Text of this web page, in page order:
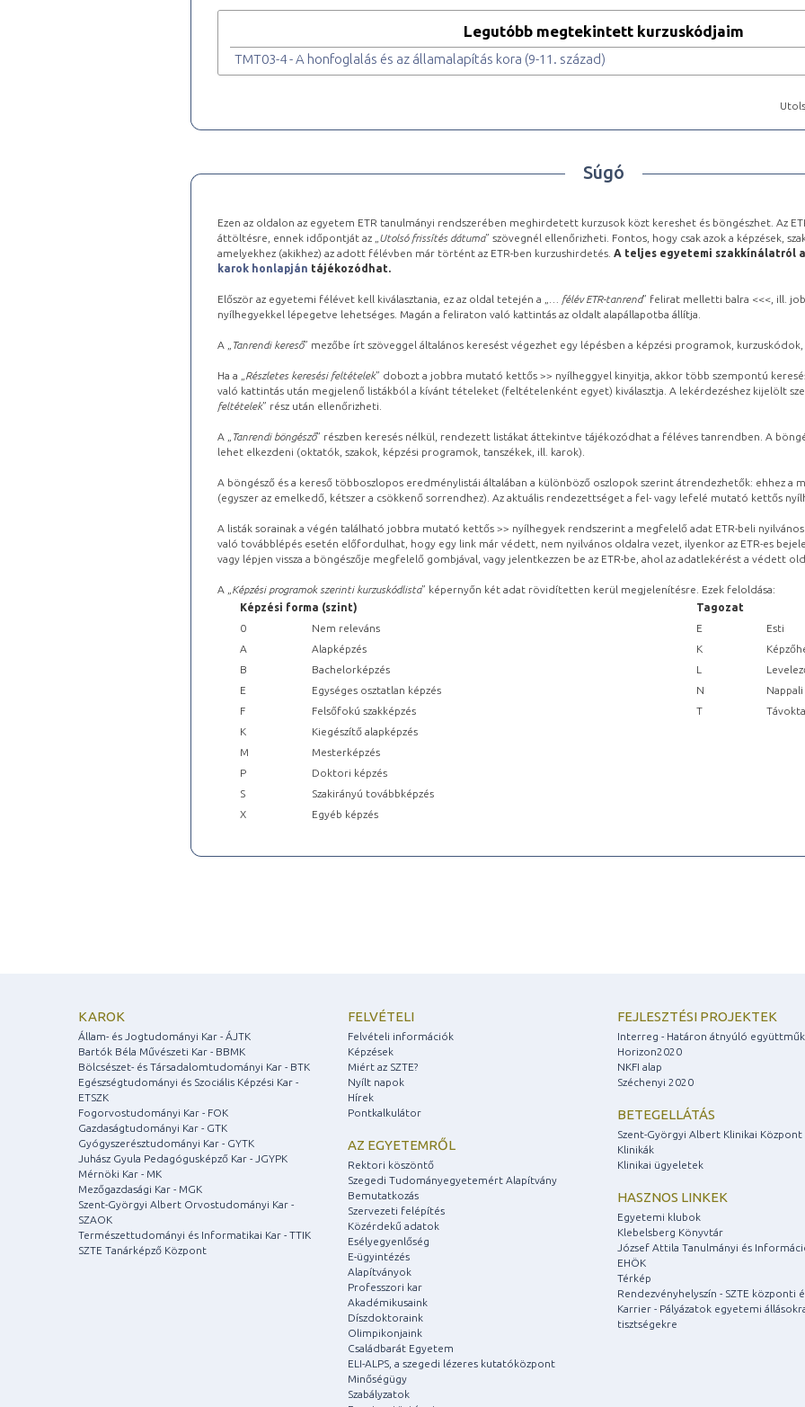
Legutóbb megtekintett kurzuskódjaim
TMT03-4 - A honfoglalás és az államalapítás kora (9-11. század)
Súgó
Ezen az oldalon az egyetem ETR tanulmányi rendszerében meghirdetett kurzusok közt kereshet és böngészhet. Az
áttöltésre, ennek időpontját az „ Utolsó frissítés dátuma” szövegnél ellenőrizheti. Fontos, hogy csak azok a képzések,
amelyekhez (akikhez) az adott félévben már történt az ETR-ben kurzushirdetés. A teljes egyetemi szakkínálatról a
karok honlapján tájékozódhat.
Először az egyetemi félévet kell kiválasztania, ez az oldal tetején a „ … félév ETR-tanrend” felirat melletti balra <<<, ill.
nyílhegyekkel lépegetve lehetséges. Magán a feliraton való kattintás az oldalt alapállapotba állítja.
A „ Tanrendi kereső” mezőbe írt szöveggel általános keresést végezhet egy lépésben a képzési programok,
Ha a „ Részletes keresési feltételek” dobozt a jobbra mutató kettős >> nyílheggyel kinyitja, akkor több szempontú
való kattintás után megjelenő listákból a kívánt tételeket (feltételenként egyet) kiválasztja. A lekérdezéshez kijelölt
feltételek” rész után ellenőrizheti.
A „ Tanrendi böngésző” részben keresés nélkül, rendezett listákat áttekintve tájékozódhat a féléves tanrendben. A
lehet elkezdeni (oktatók, szakok, képzési programok, tanszékek, ill. karok).
A böngésző és a kereső többoszlopos eredménylistái általában a különböző oszlopok szerint átrendezhetők: ehhez a
(egyszer az emelkedő, kétszer a csökkenő sorrendhez). Az aktuális rendezettséget a fel- vagy lefelé mutató kettős
A listák sorainak a végén található jobbra mutató kettős >> nyílhegyek rendszerint a megfelelő adat ETR-beli
való továbblépés esetén előfordulhat, hogy egy link már védett, nem nyilvános oldalra vezet, ilyenkor az ETR-es
vagy lépjen vissza a böngészője megfelelő gombjával, vagy jelentkezzen be az ETR-be, ahol az adatlekérést a védett
A „ Képzési programok szerinti kurzuskódlista” képernyőn két adat rövidítetten kerül megjelenítésre. Ezek feloldása:
Képzési forma (szint)
Tagozat
0
Nem releváns E
Esti
A
Alapképzés K
B
Bachelorképzés L
E
Egységes osztatlan képzés N
Nappali
F
Felsőfokú szakképzés T
K
Kiegészítő alapképzés
M
Mesterképzés
P
Doktori képzés
S
Szakirányú továbbképzés
X
Egyéb képzés
KAROK
Állam- és Jogtudományi Kar - ÁJTK
Bartók Béla Művészeti Kar - BBMK
Bölcsészet- és Társadalomtudományi Kar - BTK
Egészségtudományi és Szociális Képzési Kar -
ETSZK
Fogorvostudományi Kar - FOK
Gazdaságtudományi Kar - GTK
Gyógyszerésztudományi Kar - GYTK
Juhász Gyula Pedagógusképző Kar - JGYPK
Mérnöki Kar - MK
Mezőgazdasági Kar - MGK
Szent-Györgyi Albert Orvostudományi Kar -
SZAOK
Természettudományi és Informatikai Kar - TTIK
SZTE Tanárképző Központ
FELVÉTELI
Felvételi információk
Képzések
Miért az SZTE?
Nyílt napok
Hírek
Pontkalkulátor
AZ EGYETEMRŐL
Rektori köszöntő
Szegedi Tudományegyetemért Alapítvány
Bemutatkozás
Szervezeti felépítés
Közérdekű adatok
Esélyegyenlőség
E-ügyintézés
Alapítványok
Professzori kar
Akadémikusaink
Díszdoktoraink
Olimpikonjaink
Családbarát Egyetem
ELI-ALPS, a szegedi lézeres kutatóközpont
Minőségügy
Szabályzatok
FEJLESZTÉSI PROJEKTEK
Interreg - Határon átnyúló
Horizon2020
NKFI alap
Széchenyi 2020
BETEGELLÁTÁS
Szent-Györgyi Albert Klinikai Központ
Klinikák
Klinikai ügyeletek
HASZNOS LINKEK
Egyetemi klubok
Klebelsberg Könyvtár
József Attila Tanulmányi és
EHÖK
Térkép
Rendezvényhelyszín - SZTE központi
Karrier - Pályázatok egyetemi
tisztségekre